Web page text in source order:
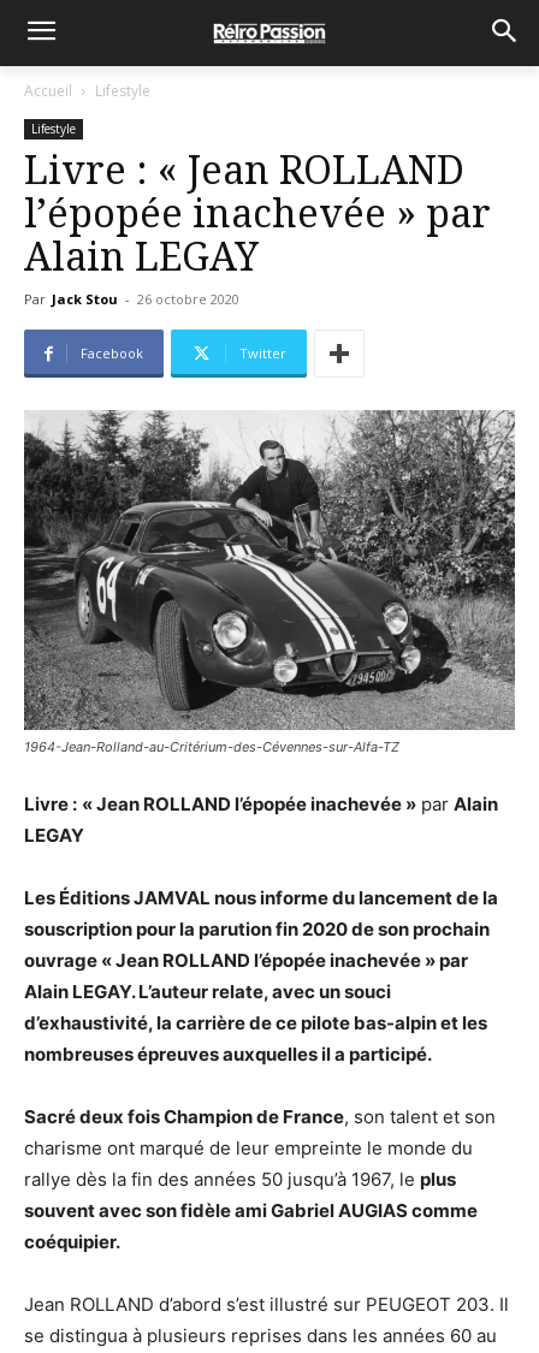
Accueil Lifestyle
Lifestyle
Livre : « Jean ROLLAND
l’épopée inachevée » par
Alain LEGAY
Par Jack Stou - 26 octobre 2020
Facebook Twitter
1964-Jean-Rolland-au-Critérium-des-Cévennes-sur-Alfa-TZ
Livre : « Jean ROLLAND l’épopée inachevée » par Alain
LEGAY
Les Éditions JAMVAL nous informe du lancement de la
souscription pour la parution fin 2020 de son prochain
ouvrage « Jean ROLLAND l’épopée inachevée » par
Alain LEGAY. L’auteur relate, avec un souci
d’exhaustivité, la carrière de ce pilote bas-alpin et les
nombreuses épreuves auxquelles il a participé.
Sacré deux fois Champion de France, son talent et son
charisme ont marqué de leur empreinte le monde du
rallye dès la fin des années 50 jusqu’à 1967, le plus
souvent avec son fidèle ami Gabriel AUGIAS comme
coéquipier.
Jean ROLLAND d’abord s’est illustré sur PEUGEOT 203. Il
se distingua à plusieurs reprises dans les années 60 au